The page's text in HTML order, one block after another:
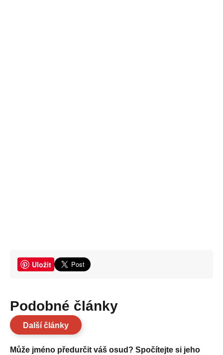
Uložit
Podobné články
Další články
Může jméno předurčit váš osud? Spočítejte si jeho